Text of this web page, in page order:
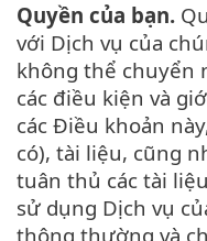
Quyền của bạn.
với Dịch vụ của
không thể chuyển
các điều kiện và
các Điều khoản
có), tài liệu, cũng
tuân thủ các tài
sử dụng Dịch vụ
thông thường và